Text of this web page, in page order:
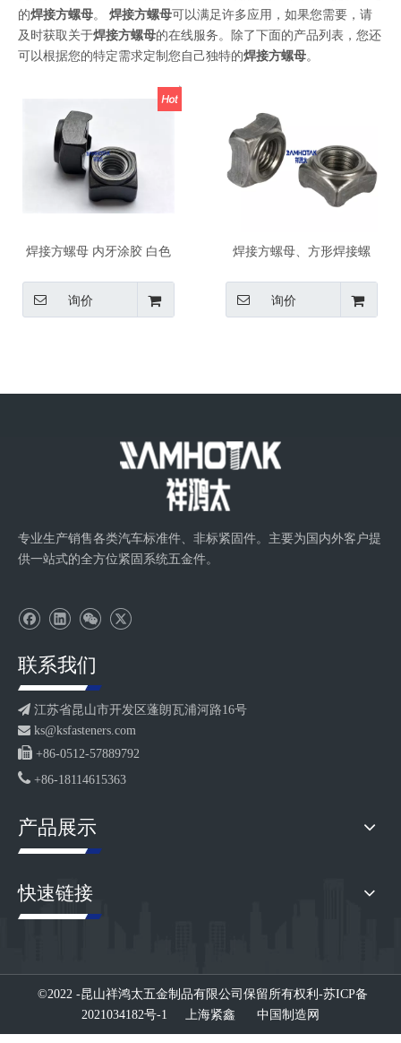
的焊接方螺母。 焊接方螺母可以满足许多应用，如果您需要，请
及时获取关于焊接方螺母的在线服务。除了下面的产品列表，您还
可以根据您的特定需求定制您自己独特的焊接方螺母。
焊接方螺母 内牙涂胶 白色
360°点胶 10级
询价
焊接方螺母、方形焊接螺
母M6 M8
询价
专业生产销售各类汽车标准件、非标紧固件。主要为国内外客户提
供一站式的全方位紧固系统五金件。
联系我们
 江苏省昆山市开发区蓬朗瓦浦河路16号
 ks@ksfasteners.com
 +86-0512-57889792
 +86-18114615363
产品展示
快速链接
©2022 -昆山祥鸿太五金制品有限公司 保留所有权利-苏ICP备
2021034182号-1
上海紧鑫 中国制造网